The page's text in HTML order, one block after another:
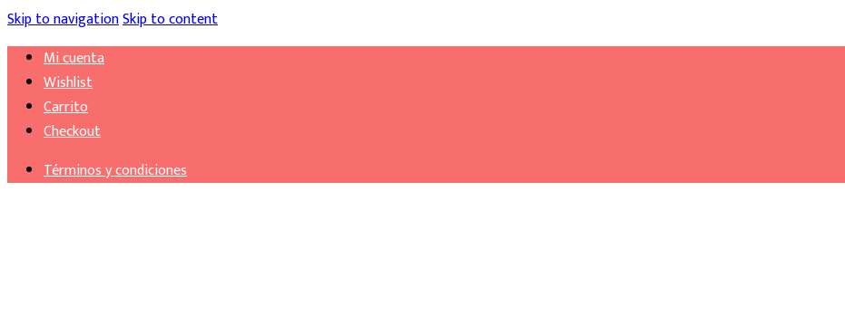
Skip to navigationSkip to content
Mi cuenta
Wishlist
Carrito
Checkout
Términos y condiciones